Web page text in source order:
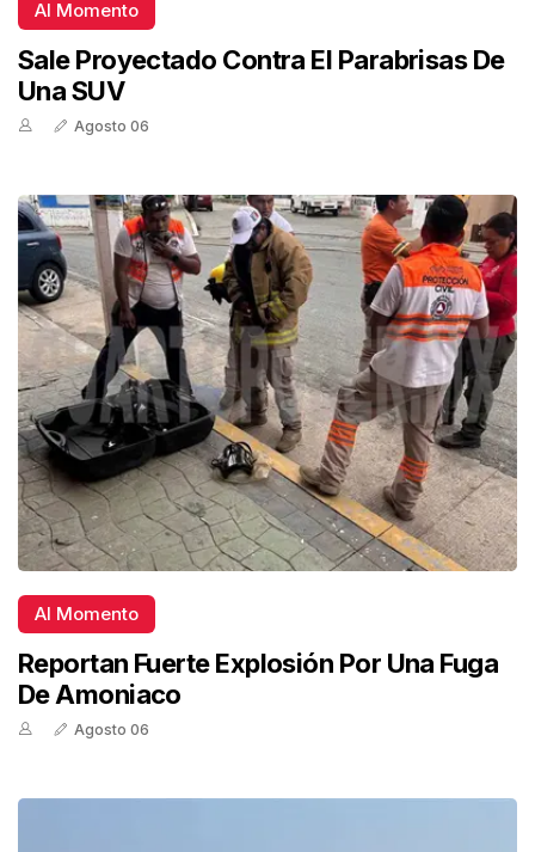
Al Momento
Sale Proyectado Contra El Parabrisas De
Una SUV
Agosto 06
Al Momento
Reportan Fuerte Explosión Por Una Fuga
De Amoniaco
Agosto 06